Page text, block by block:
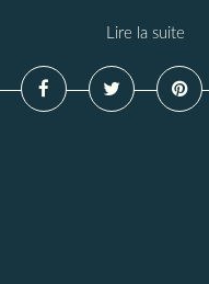
Lire la suite